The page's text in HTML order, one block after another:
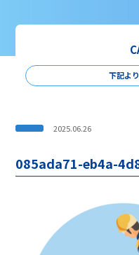
下記よ
2025.06.26
085ada71-eb4a-